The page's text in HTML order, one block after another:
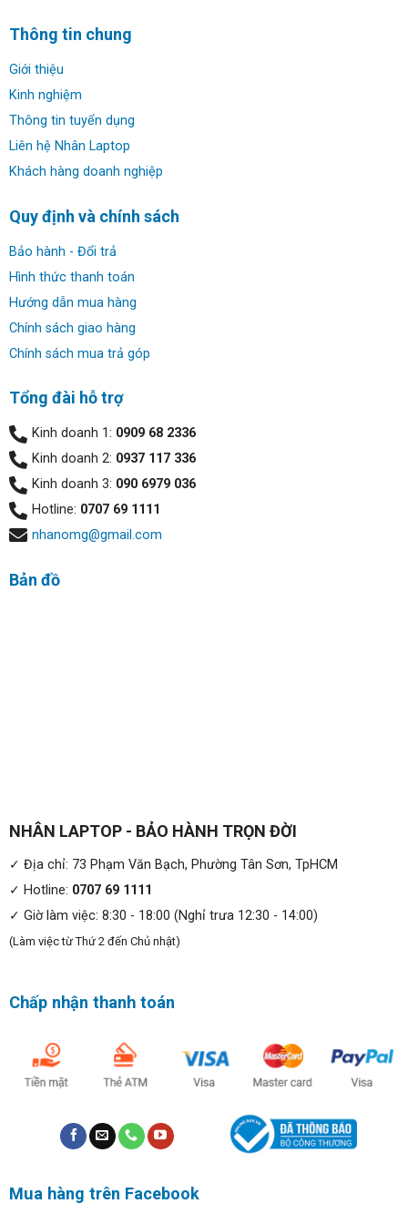
Thiết kế và màn hình:
Dell Vostro 15 3530 (2023) có thiết kế đẹp và sang trọng
tần số làm tươi 120Hz và công nghệ WVA Anti-Glare, LED
Backlit Narrow Border Display cho phép xem hình ảnh
mượt mà và rõ nét. Khả năng làm tươi nhanh giúp giảm
Hiệu năng ổn định:
đọc/ghi nhanh chóng, giúp khởi động hệ thống và ứng
dụng nhanh chóng.
Thông tin chung
Giới thiệu
Kinh nghiệm
Thông tin tuyển dụng
Liên hệ Nhân Laptop
Khách hàng doanh nghiệp
Quy định và chính sách
Bảo hành - Đổi trả
Hình thức thanh toán
Hướng dẫn mua hàng
Chính sách giao hàng
Chính sách mua trả góp
Tổng đài hỗ trợ
Kinh doanh 1: 0909 68 2336
Kinh doanh 2: 0937 117 336
Kinh doanh 3: 090 6979 036
Hotline: 0707 69 1111
nhanomg@gmail.com
Bản đồ
NHÂN LAPTOP - BẢO HÀNH TRỌN ĐỜI
✓ Địa chỉ: 73 Phạm Văn Bạch, Phường Tân Sơn, TpHCM
✓ Hotline: 0707 69 1111
✓ Giờ làm việc: 8:30 - 18:00 (Nghỉ trưa 12:30 - 14:00)
(Làm việc từ Thứ 2 đến Chủ nhật)
Chấp nhận thanh toán
Mua hàng trên Facebook